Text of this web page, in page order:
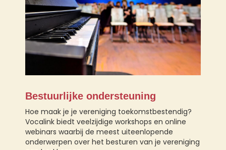
Bestuurlijke ondersteuning
Hoe maak je je vereniging toekomstbestendig?
Vocalink biedt veelzijdige workshops en online
webinars waarbij de meest uiteenlopende
onderwerpen over het besturen van je vereniging